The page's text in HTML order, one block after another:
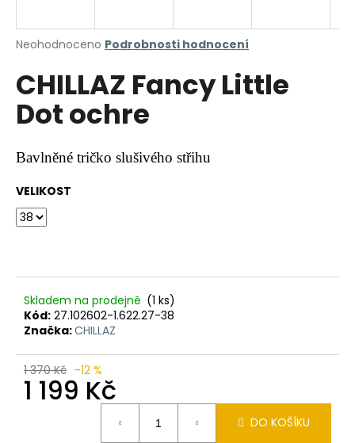
Průměrné
produktu
je
0,0
hvězdiček.
Neohodnoceno Podrobnosti hodnocení
CHILLAZ Fancy Little
Dot ochre
Bavlněné tričko slušivého střihu
VELIKOST
Skladem na prodejně (1 ks)
Kód: 27.102602-1.622.27-38
Značka:CHILLAZ
1 370 Kč –12 %
1 199 Kč
DO KOŠÍKU
j
t
?
o
u
č
u